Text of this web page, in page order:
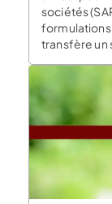
sociétés
formulations
transfère un